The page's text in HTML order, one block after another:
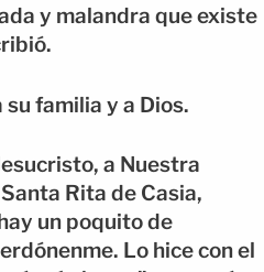
y malandra que existe
familia y a Dios.
a Nuestra
Rita de Casia,
un poquito de
Lo hice con el